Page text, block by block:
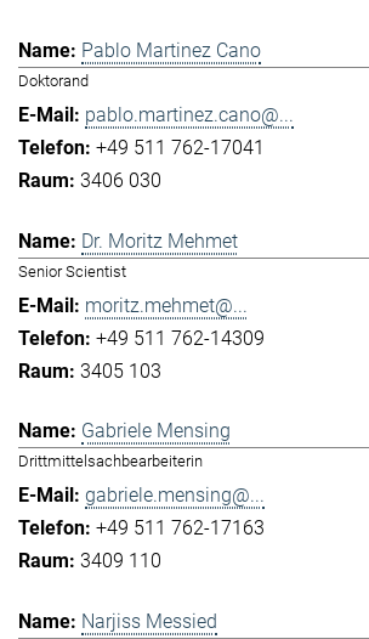
Pablo Martinez Cano
Doktorand
pablo.martinez.cano@...
+49 511 762-17041
3406 030
Dr. Moritz Mehmet
Senior Scientist
moritz.mehmet@...
+49 511 762-14309
3405 103
Gabriele Mensing
Drittmittelsachbearbeiterin
gabriele.mensing@...
+49 511 762-17163
3409 110
Narjiss Messied